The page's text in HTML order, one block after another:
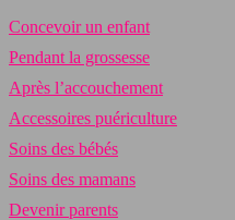
Concevoir un enfant
Pendant la grossesse
Après l’accouchement
Accessoires puériculture
Soins des bébés
Soins des mamans
Devenir parents